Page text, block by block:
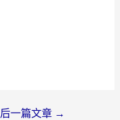
后一篇文章 →